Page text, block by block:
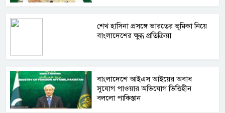
শেখ হাসিনা প্রসঙ্গে ভারতের ভূমিকা নিয়ে
বাংলাদেশের ক্ষুব্ধ প্রতিক্রিয়া
বাংলাদেশে আইএস আইয়ের অবাধ
সুযোগ পাওয়ার অভিযোগ ভিত্তিহীন
বললো পাকিস্তান